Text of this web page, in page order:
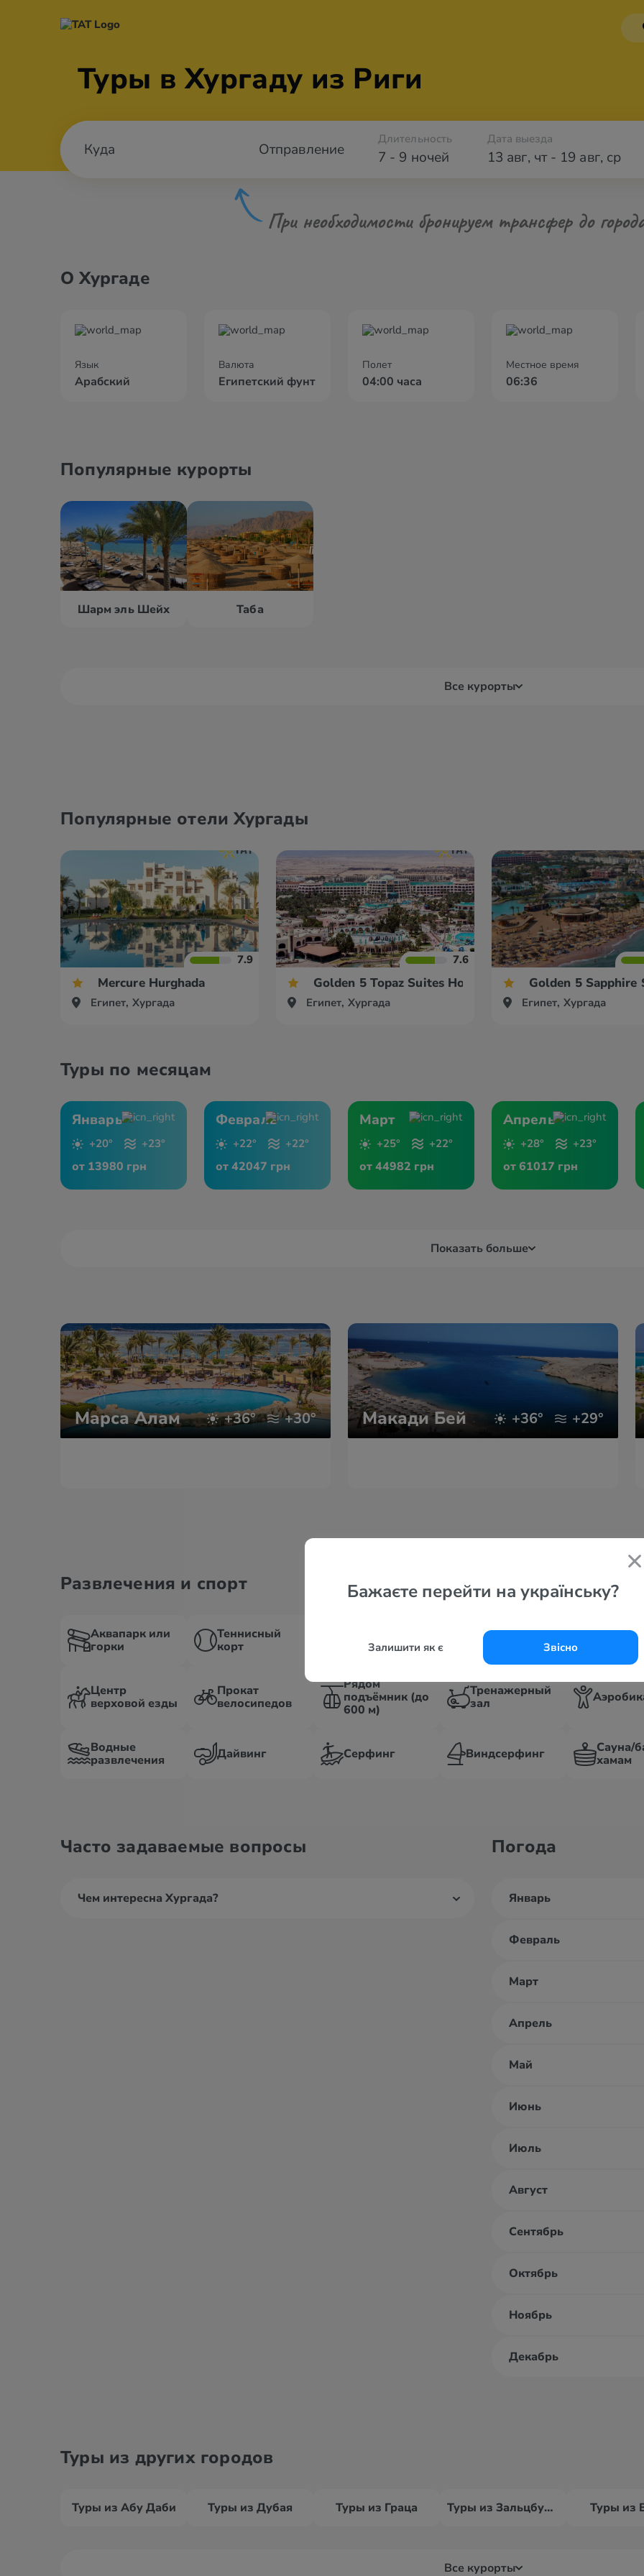
Бажаєте перейти на українську?
Залишити як є Звісно
Туры в Хургаду из Риги
Отправление 7 - 9 ночей
Длительность Дата выезда
13 авг, чт- 19 авг, ср
При необходимости бронируем трансфер до
О Хургаде
Язык
Арабский
Валюта
Египетский фунт
Полет
04:00 часа
Местное время
06:36
Популярные курорты
Шарм эль Шейх Таба
Все курорты
Популярные отели Хургады
7.9
Mercure Hurghada
Египет, Хургада
7.6
Golden 5 Topaz Suites Hotel
Египет, Хургада
Golden 5 Sapphire
Египет, Хургада
Туры по месяцам
Январь
+20° +23°
от 13980 грн
Февраль
+22° +22°
от 42047 грн
Март
+25° +22°
от 44982 грн
Апрель
+28° +23°
от 61017 грн
Показать больше
Марса Алам +36° +30° Макади Бей +36° +29°
Развлечения и спорт
Аквапарк или
горки
Теннисный
корт
Гольф Волейбол
Центр
верховой езды
Прокат
велосипедов
Рядом
подъёмник (до
600 м)
Тренажерный
зал
Водные
развлечения
Дайвинг Серфинг Виндсерфинг
Сауна/
хамам
Часто задаваемые вопросы
Чем интересна Хургада?
Погода
Январь
Февраль
Март
Апрель
Май
Июнь
Июль
Август
Сентябрь
Октябрь
Ноябрь
Декабрь
Туры из других городов
Туры из Абу Даби Туры из Дубая Туры из Граца Туры из Зальцбурга Туры из
Все курорты